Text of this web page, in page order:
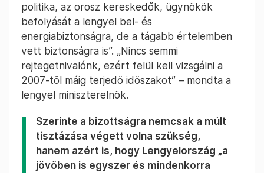
politika, az orosz kereskedők, ügynökök
befolyását a lengyel bel- és
energiabiztonságra, de a tágabb értelemben
vett biztonságra is”. „Nincs semmi
rejtegetnivalónk, ezért felül kell vizsgálni a
2007-től máig terjedő időszakot” – mondta a
lengyel miniszterelnök.
Szerinte a bizottságra nemcsak a múlt
tisztázása végett volna szükség,
hanem azért is, hogy Lengyelország „a
jövőben is egyszer és mindenkorra